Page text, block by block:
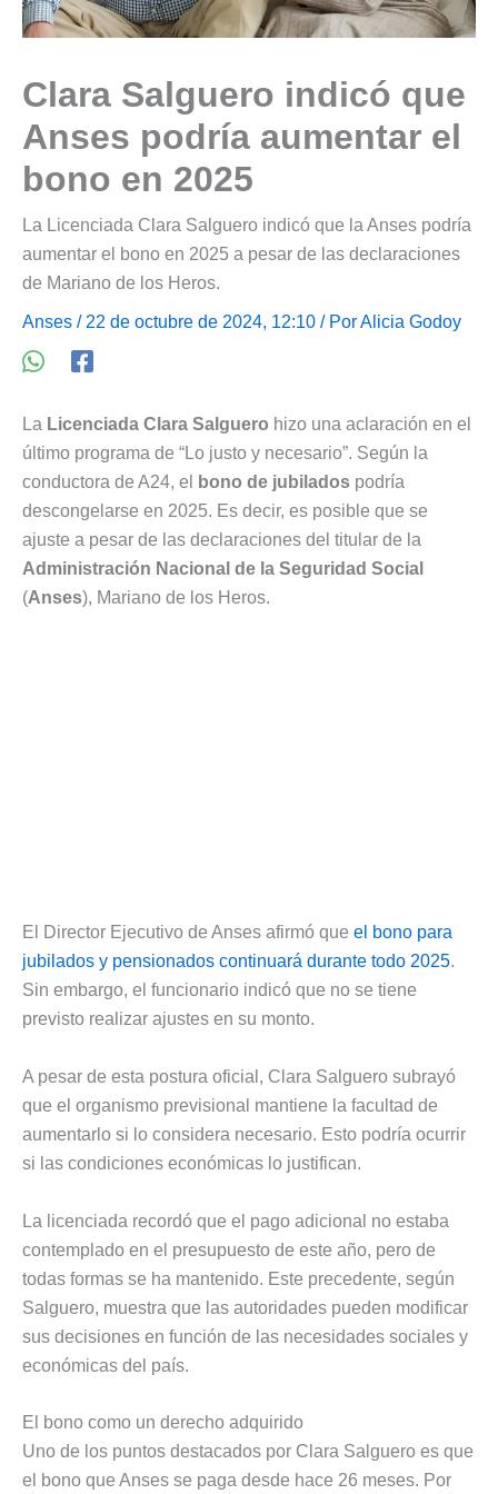
Clara Salguero indicó que
Anses podría aumentar el
bono en 2025
La Licenciada Clara Salguero indicó que la Anses podría
aumentar el bono en 2025 a pesar de las declaraciones
de Mariano de los Heros.
Anses / 22 de octubre de 2024, 12:10 / PorAlicia Godoy
La Licenciada Clara Salguero hizo una aclaración en el
último programa de “Lo justo y necesario”. Según la
conductora de A24, el
bono de jubilados podría
descongelarse en 2025. Es decir, es posible que se
ajuste a pesar de las declaraciones del titular de la
Administración Nacional de la Seguridad Social
(Anses), Mariano de los Heros.
El Director Ejecutivo de Anses afirmó que el bono para
jubilados y pensionados continuará durante todo 2025.
Sin embargo, el funcionario indicó que no se tiene
previsto realizar ajustes en su monto.
A pesar de esta postura oficial, Clara Salguero subrayó
que el organismo previsional mantiene la facultad de
aumentarlo si lo considera necesario. Esto podría ocurrir
si las condiciones económicas lo justifican.
La licenciada recordó que el pago adicional no estaba
contemplado en el presupuesto de este año, pero de
todas formas se ha mantenido. Este precedente, según
Salguero, muestra que las autoridades pueden modificar
sus decisiones en función de las necesidades sociales y
económicas del país.
El bono como un derecho adquirido
Uno de los puntos destacados por Clara Salguero es que
el bono que Anses se paga desde hace 26 meses. Por